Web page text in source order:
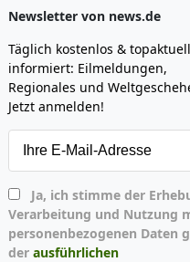
Newsletter von news.de
Täglich kostenlos & topaktuell
informiert: Eilmeldungen,
Regionales und
Jetzt anmelden!
Verarbeitung und Nutzung
personenbezogenen Daten
der ausführlichen